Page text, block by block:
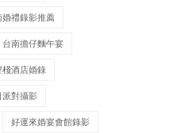
婚禮錄影推薦
台南擔仔麵午宴
棧酒店婚錄
派對攝影
好運來婚宴會館錄影